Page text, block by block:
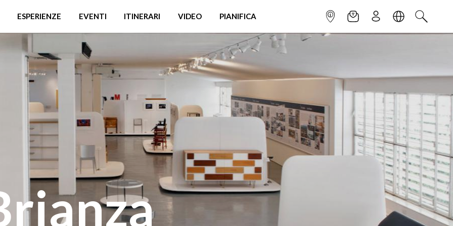
ESPERIENZE EVENTI ITINERARI VIDEO PIANIFICA INFOPOINTNEWSLETTER
ISCRIVITILINGUACERCA